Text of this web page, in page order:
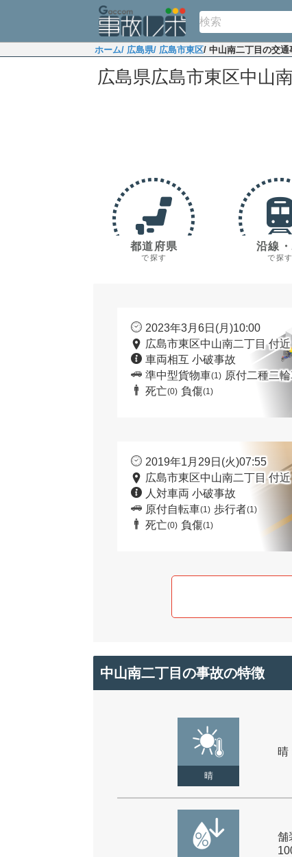
ホーム/ 広島県/ 広島市東区/ 中山南二丁目の交通
広島県広島市東区中山
都道府県
で探す
沿線
で探す
2023年3月6日(月)10:00
広島市東区中山南二丁目 付近
車両相互 小破事故
準中型貨物車(1) 原付二種二
死亡(0) 負傷(1)
2019年1月29日(火)07:55
広島市東区中山南二丁目 付近
人対車両 小破事故
原付自転車(1) 歩行者(1)
死亡(0) 負傷(1)
中山南二丁目の事故の特徴
晴
晴
舗